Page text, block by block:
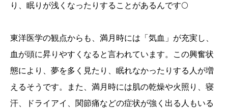
り、眠りが浅くなったりすることがあるんです🌕
東洋医学の観点からも、満月時には「気血」が充実し、
血が頭に昇りやすくなると言われています。この興奮状
態により、夢を多く見たり、眠れなかったりする人が増
えるそうです。また、満月時には肌の乾燥や火照り、寝
汗、ドライアイ、関節痛などの症状が強く出る人もいる